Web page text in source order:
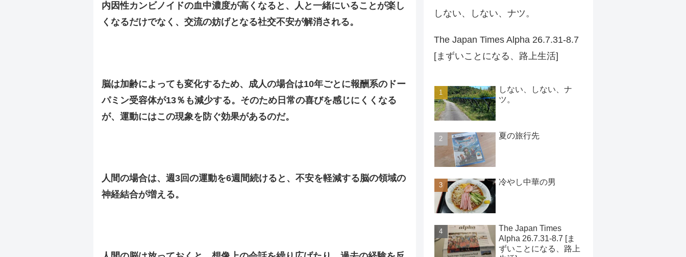
内因性カンビノイドの血中濃度が高くなると、人と一緒にいることが楽し
くなるだけでなく、交流の妨げとなる社交不安が解消される。
脳は加齢によっても変化するため、成人の場合は10年ごとに報酬系のドー
パミン受容体が13％も減少する。そのため日常の喜びを感じにくくなる
が、運動にはこの現象を防ぐ効果があるのだ。
人間の場合は、週3回の運動を6週間続けると、不安を軽減する脳の領域の
神経結合が増える。
しない、しない、ナツ。
The Japan Times Alpha 26.7.31-8.7
[まずいことになる、路上生活]
しない、しない、ナ
ツ。
夏の旅行先
冷やし中華の男
The Japan Times
Alpha 26.7.31-8.7 [ま
ずいことになる、路上